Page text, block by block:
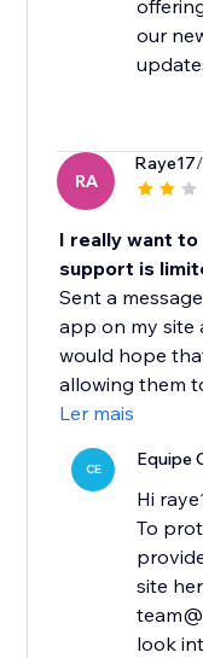
our
RA
Raye17
I really want
support is
Sent a
app on my site
would hope
allowing them
Ler mais
CE Equipe
Hi
To
site
look